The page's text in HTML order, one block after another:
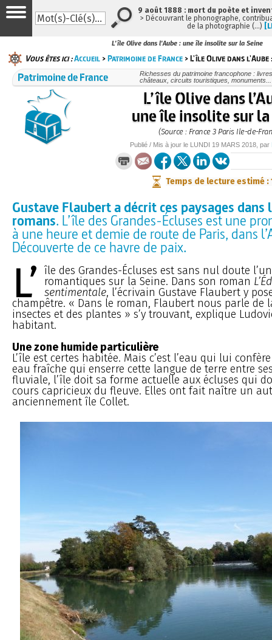
L'île Olive dans l'Aube : une île insolite sur la Seine
Vous êtes ici :Accueil >Patrimoine de France > L'île Olive dans
Patrimoine de France
Richesses du patrimoine francophone :
châteaux, circuits touristiques, monuments...
L’île Olive dans
une île insolite sur la
(Source : France 3 Paris Ile-de-
Publié / Mis à jour le LUNDI 19 MARS 2018 , par
Temps de lecture estimé :
Gustave Flaubert a décrit ces paysages dans
romans. L’île des Grandes-Écluses est une
à une heure et demie de route de Paris, dans
Découverte de ce havre de paix.
L’ île des Grandes-Écluses est sans nul doute
romantiques sur la Seine. Dans son roman
sentimentale, l’écrivain Gustave Flaubert y
champêtre. « Dans le roman, Flaubert nous parle de
insectes et des plantes » s’y trouvant, explique
habitant.
Une zone humide particulière
L’île est certes habitée. Mais c’est l’eau qui lui
eau fraîche qui enserre cette langue de terre entre
fluviale, l’île doit sa forme actuelle aux écluses qui
cours capricieux du fleuve. Elles ont fait naître un
anciennement île Collet.
9 août 1888 : mort du poète et
> Découvrant le phonographe,
de la photographie (…)